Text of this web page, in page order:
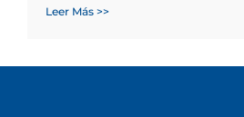
Leer Más >>